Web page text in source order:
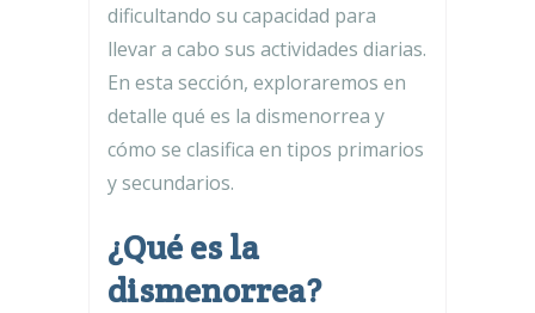
dificultando su capacidad para
llevar a cabo sus actividades diarias.
En esta sección, exploraremos en
detalle qué es la dismenorrea y
cómo se clasifica en tipos primarios
y secundarios.
¿Qué es la
dismenorrea?